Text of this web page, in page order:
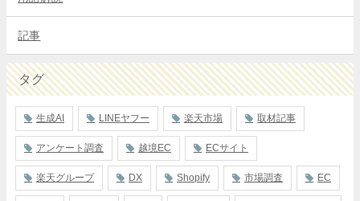
記事
タグ
生成AI LINEヤフー 楽天市場 取材記事
アンケート調査 越境EC ECサイト
楽天グループ DX Shopify 市場調査 EC